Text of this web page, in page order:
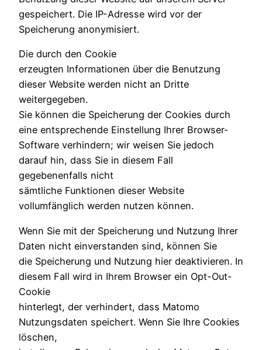
gespeichert. Die IP-Adresse wird vor der
Speicherung anonymisiert.
Die durch den Cookie
erzeugten Informationen über die Benutzung
dieser Website werden nicht an Dritte
weitergegeben.
Sie können die Speicherung der Cookies durch
eine entsprechende Einstellung Ihrer Browser-
Software verhindern; wir weisen Sie jedoch
darauf hin, dass Sie in diesem Fall
gegebenenfalls nicht
sämtliche Funktionen dieser Website
vollumfänglich werden nutzen können.
Wenn Sie mit der Speicherung und Nutzung Ihrer
Daten nicht einverstanden sind, können Sie
die Speicherung und Nutzung hier deaktivieren. In
diesem Fall wird in Ihrem Browser ein Opt-Out-
Cookie
hinterlegt, der verhindert, dass Matomo
Nutzungsdaten speichert. Wenn Sie Ihre Cookies
löschen,